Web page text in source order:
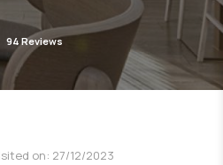
94 Reviews
on: 27/12/2023